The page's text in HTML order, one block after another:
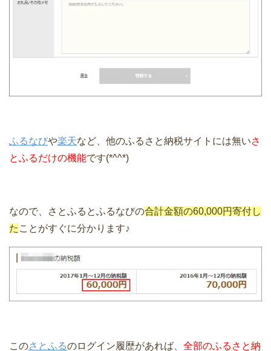
ふるなびや楽天など、他のふるさと納税サイトには無いさ
とふるだけの機能です(*^^*)
なので、さとふるとふるなびの合計金額の60,000円寄付し
た ことがすぐに分かります♪
このさとふるのログイン履歴があれば、 全部のふるさと納